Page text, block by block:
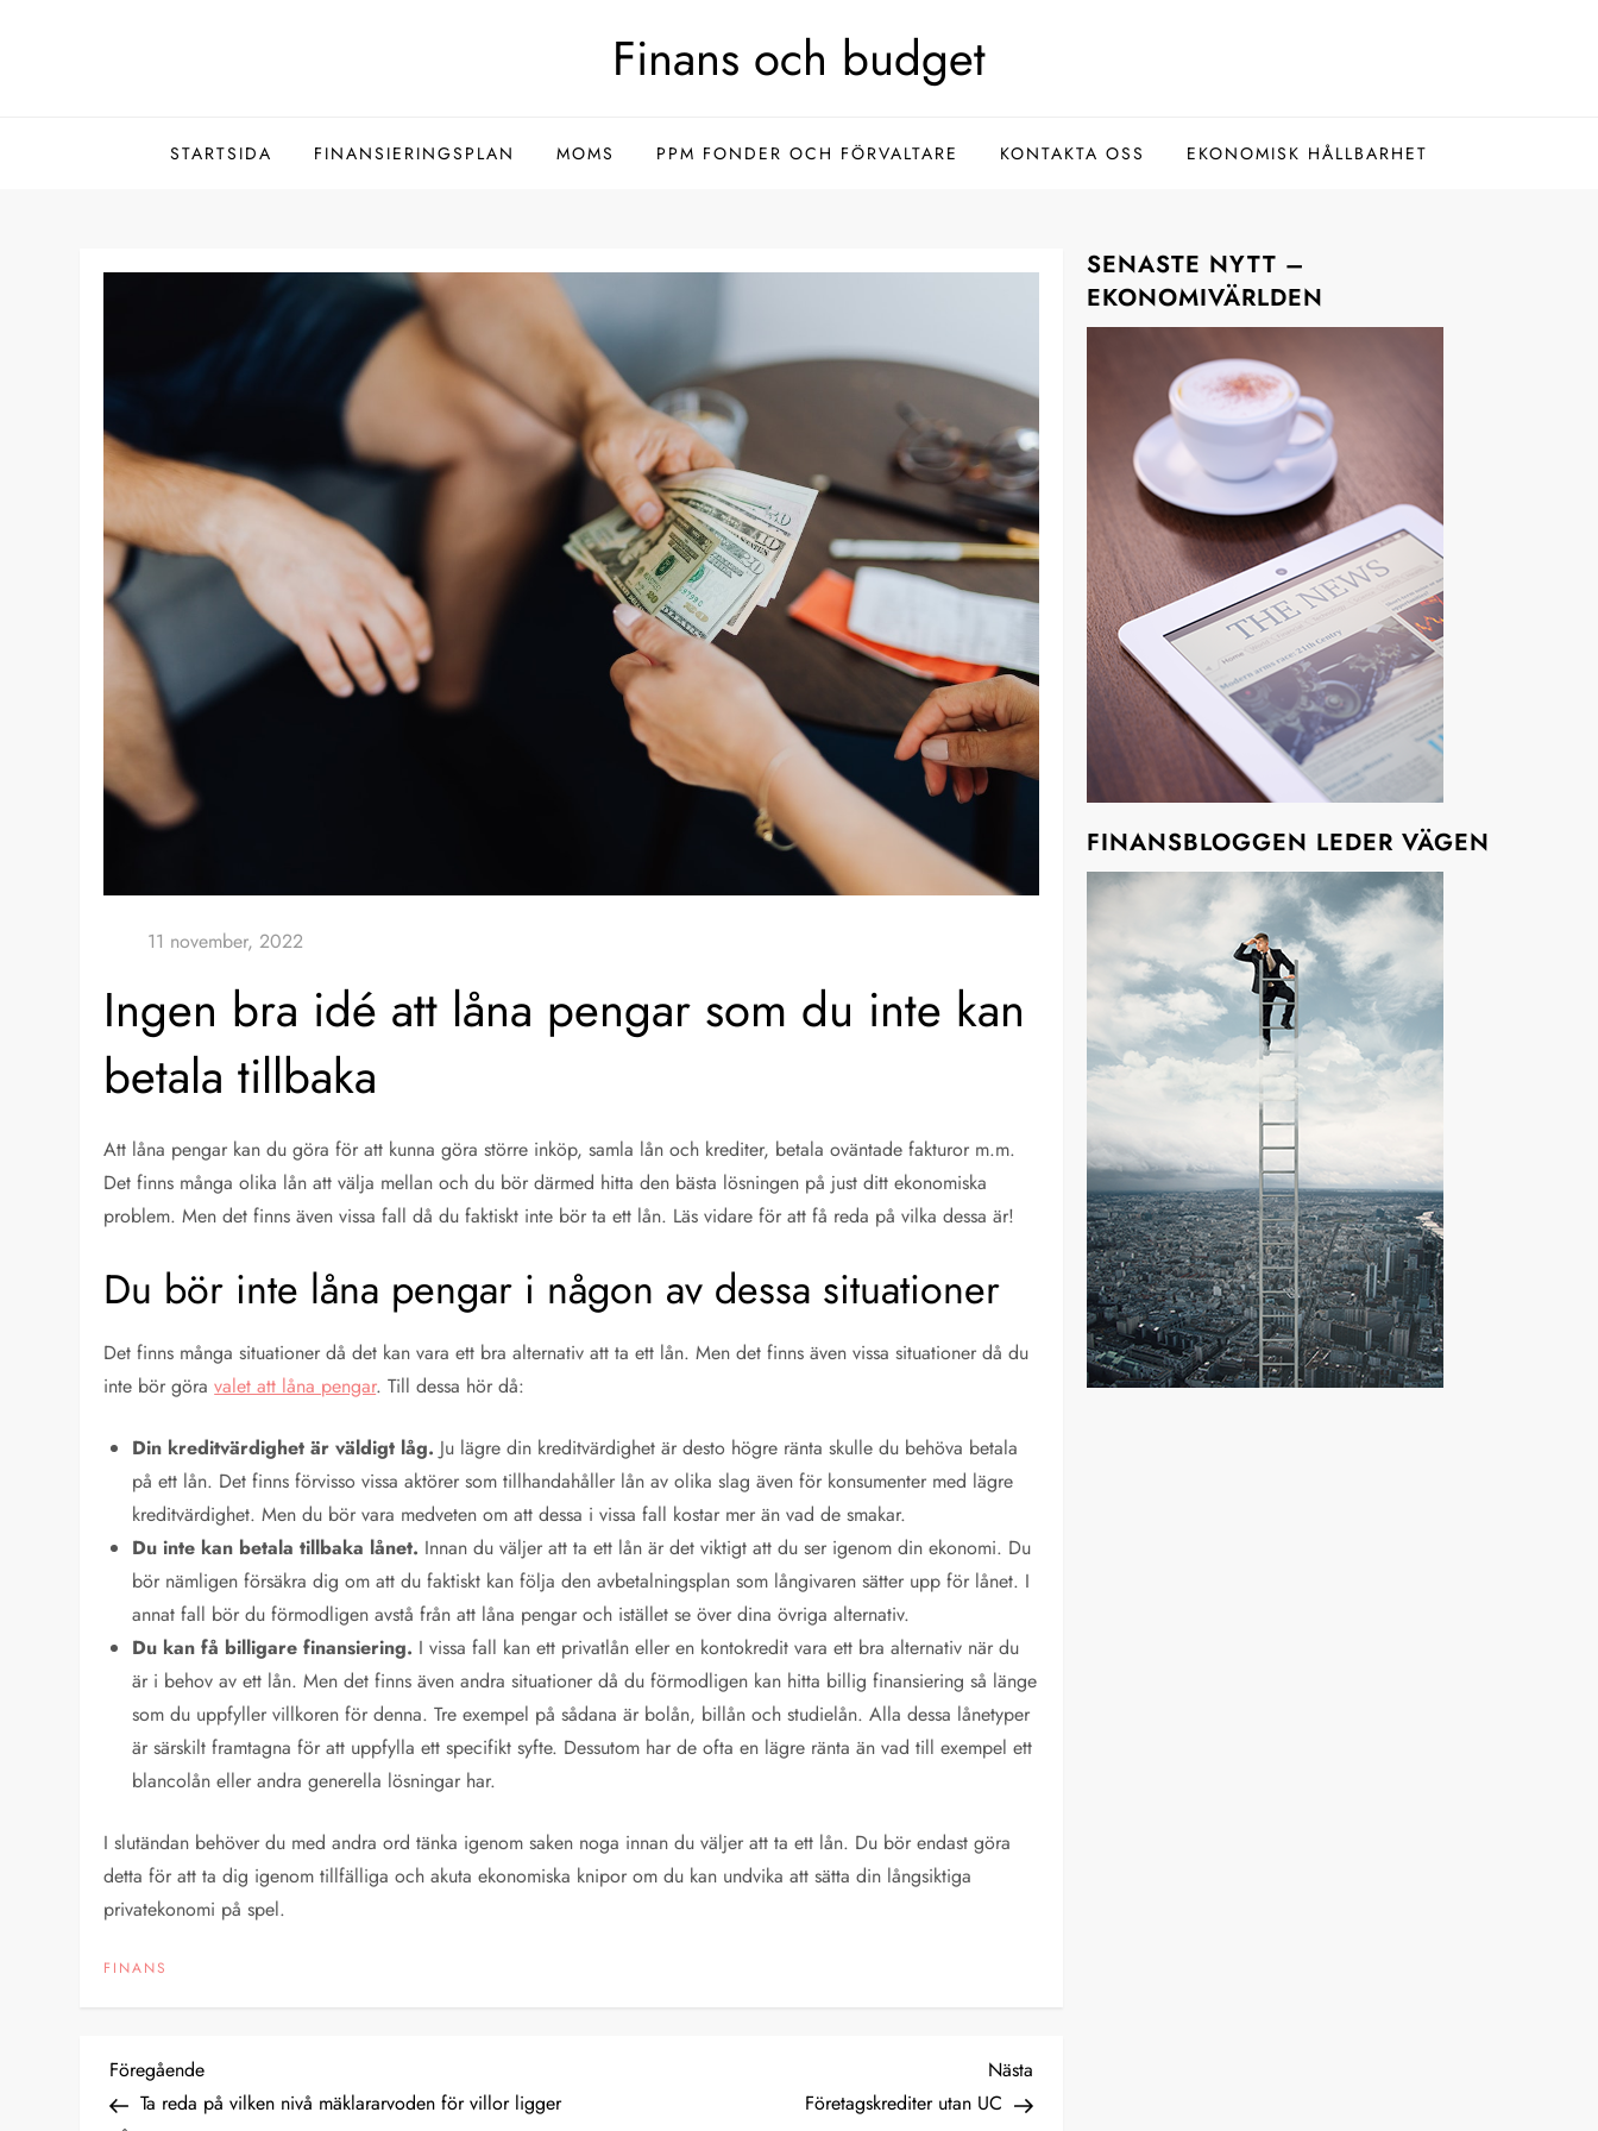
Finans och budget
STARTSIDA FINANSIERINGSPLAN MOMS PPM FONDER OCH FÖRVALTARE KONTAKTA OSS EKONOMISK HÅLLBARHET
Ingen bra idé att låna pengar som du inte kan
betala tillbaka
Att låna pengar kan du göra för att kunna göra större inköp, samla lån och krediter, betala oväntade fakturor m.m.
Det finns många olika lån att välja mellan och du bör därmed hitta den bästa lösningen på just ditt ekonomiska
problem. Men det finns även vissa fall då du faktiskt inte bör ta ett lån. Läs vidare för att få reda på vilka dessa är!
Du bör inte låna pengar i någon av dessa situationer
Det finns många situationer då det kan vara ett bra alternativ att ta ett lån. Men det finns även vissa situationer då du
inte bör göravalet att låna pengar. Till dessa hör då:
Din kreditvärdighet är väldigt låg. Ju lägre din kreditvärdighet är desto högre ränta skulle du behöva betala
på ett lån. Det finns förvisso vissa aktörer som tillhandahåller lån av olika slag även för konsumenter med lägre
kreditvärdighet. Men du bör vara medveten om att dessa i vissa fall kostar mer än vad de smakar.
Du inte kan betala tillbaka lånet. Innan du väljer att ta ett lån är det viktigt att du ser igenom din ekonomi. Du
bör nämligen försäkra dig om att du faktiskt kan följa den avbetalningsplan som långivaren sätter upp för lånet. I
annat fall bör du förmodligen avstå från att låna pengar och istället se över dina övriga alternativ.
Du kan få billigare finansiering. I vissa fall kan ett privatlån eller en kontokredit vara ett bra alternativ när du
är i behov av ett lån. Men det finns även andra situationer då du förmodligen kan hitta billig finansiering så länge
som du uppfyller villkoren för denna. Tre exempel på sådana är bolån, billån och studielån. Alla dessa lånetyper
är särskilt framtagna för att uppfylla ett specifikt syfte. Dessutom har de ofta en lägre ränta än vad till exempel ett
blancolån eller andra generella lösningar har.
I slutändan behöver du med andra ord tänka igenom saken noga innan du väljer att ta ett lån. Du bör endast göra
detta för att ta dig igenom tillfälliga och akuta ekonomiska knipor om du kan undvika att sätta din långsiktiga
privatekonomi på spel.
FINANS
I
Föregående
inlägg
Föregående
Ta reda på vilken nivå mäklararvoden för villor ligger
Nästa
inlägg
Nästa
Företagskrediter utan UC
SENASTE NYTT –
EKONOMIVÄRLDEN
FINANSBLOGGEN LEDER VÄGEN